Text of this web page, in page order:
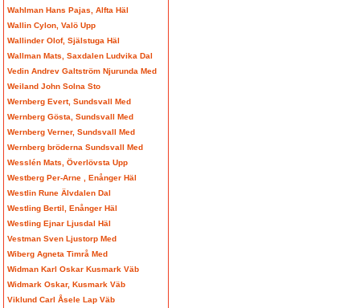
Wahlman Hans Pajas, Alfta Häl
Wallin Cylon, Valö Upp
Wallinder Olof, Själstuga Häl
Wallman Mats, Saxdalen Ludvika Dal
Vedin Andrev Galtström Njurunda Med
Weiland John Solna Sto
Wernberg Evert, Sundsvall Med
Wernberg Gösta, Sundsvall Med
Wernberg Verner, Sundsvall Med
Wernberg bröderna Sundsvall Med
Wesslén Mats, Överlövsta Upp
Westberg Per-Arne , Enånger Häl
Westlin Rune Älvdalen Dal
Westling Bertil, Enånger Häl
Westling Ejnar Ljusdal Häl
Vestman Sven Ljustorp Med
Wiberg Agneta Timrå Med
Widman Karl Oskar Kusmark Väb
Widmark Oskar, Kusmark Väb
Viklund Carl Åsele Lap Väb